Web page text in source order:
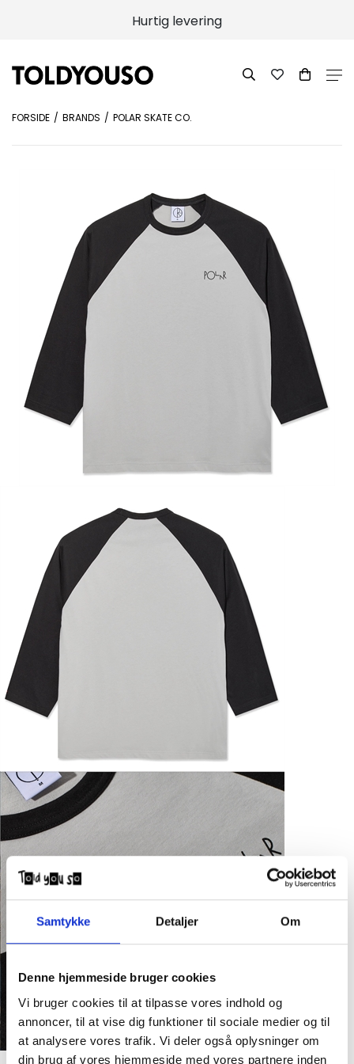
Samtykke Detaljer Om
Denne hjemmeside bruger cookies
Vi bruger cookies til at tilpasse vores indhold og
annoncer, til at vise dig funktioner til sociale medier og til
at analysere vores trafik. Vi deler også oplysninger om
din brug af vores hjemmeside med vores partnere inden
Hurtig levering
FORSIDE BRANDS POLAR SKATE CO.